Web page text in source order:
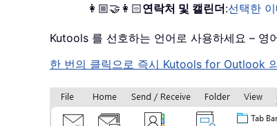
👩🏼‍🤝‍👩🏻연락처 및 캘린더:선택한
Kutools 를 선호하는 언어로 사용하세요 – 영
한 번의 클릭으로 즉시 Kutools for Outlook